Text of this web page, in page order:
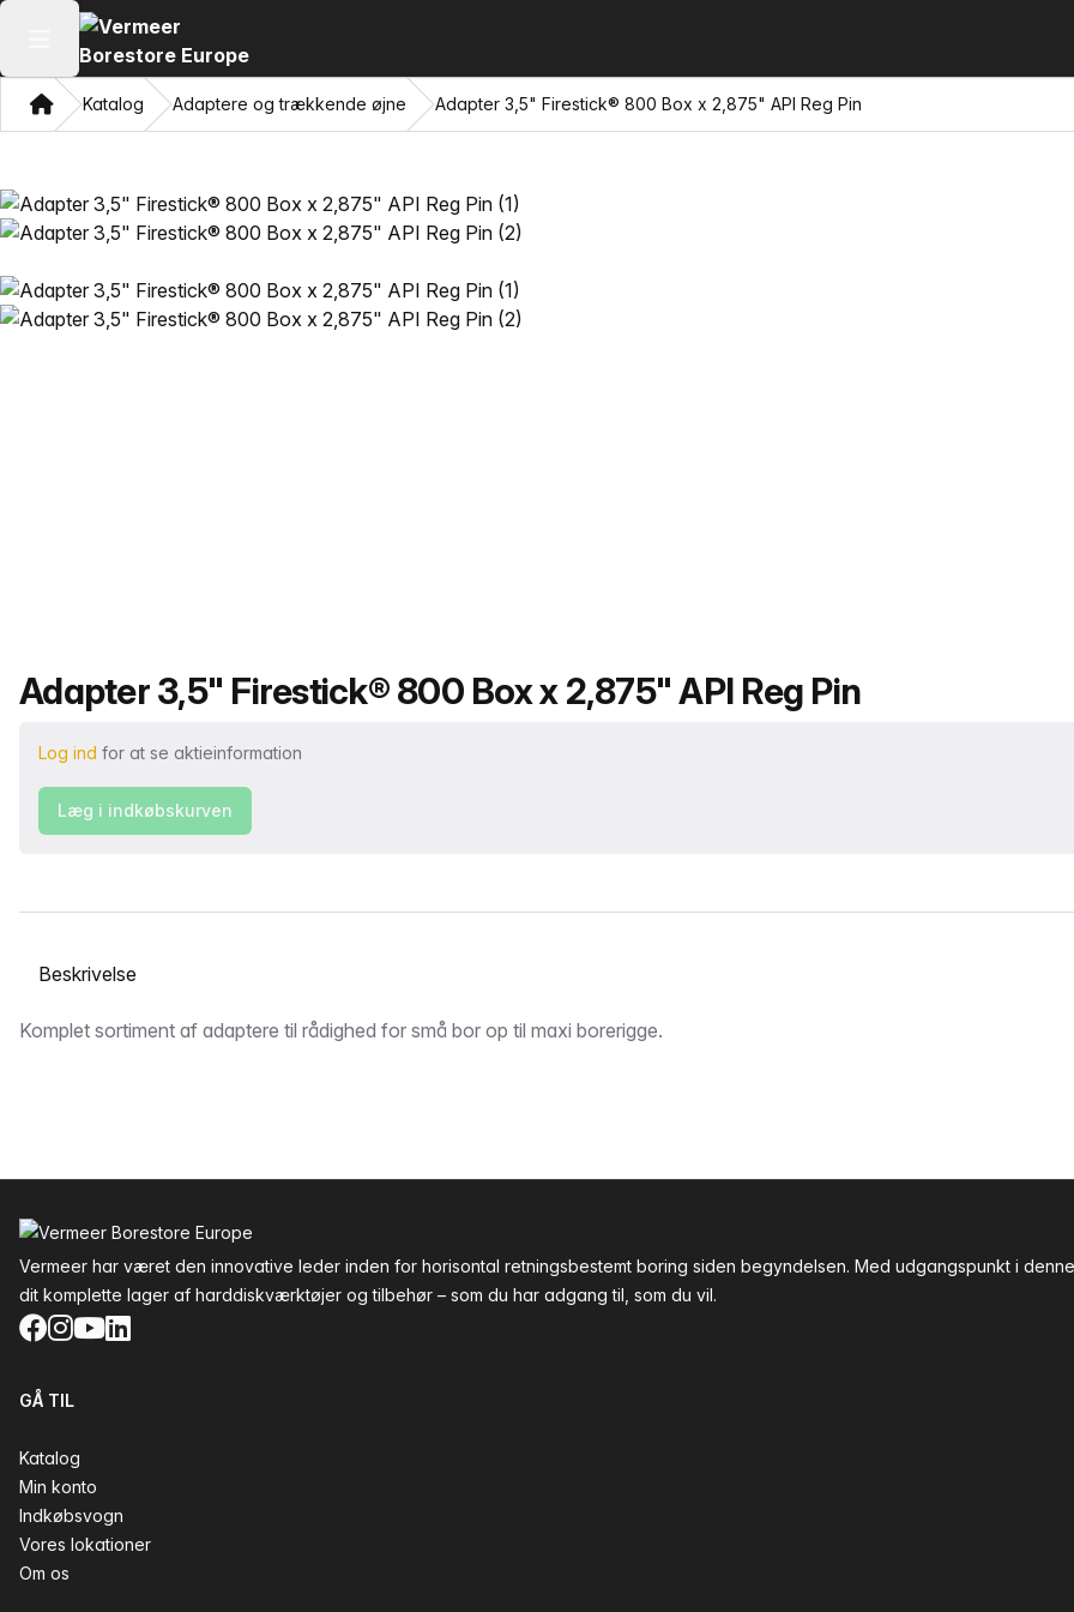
Åbn hovedmenuen
HjemKatalog Adaptere og trækkende øjne Adapter 3,5" Firestick® 800 Box x 2,875" API Reg Pin
Produktnavn
Adapter 3,5" Firestick® 800 Box x 2,875" API Reg Pin
Log ind for at se aktieinformation
Læg i indkøbskurven
Vælg en fane
Beskrivelse
Komplet sortiment af adaptere til rådighed for små bor op til maxi borerigge.
Vermeer har været den innovative leder inden for horisontal retningsbestemt boring siden begyndelsen. Med udgangspunkt i
dit komplette lager af harddiskværktøjer og tilbehør – som du har adgang til, som du vil.
Facebook
Instagram
YouTube
LinkedIn
GÅ TIL
Katalog
Min konto
Indkøbsvogn
Vores lokationer
Om os